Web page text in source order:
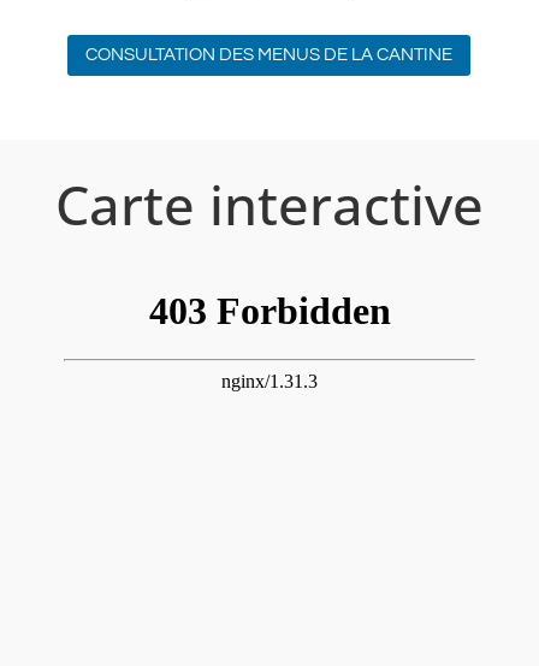
CONSULTATION DES MENUS DE LA CANTINE
Carte interactive